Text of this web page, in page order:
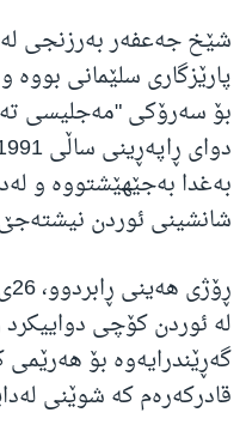
پارێزگاری سلێمانی بووە
بۆ سەرۆکی "مەجلیسی
شانشینی ئوردن
لە ئوردن کۆچی
گەڕێندرایەوە بۆ
قادرکەرەم کە شوێنی